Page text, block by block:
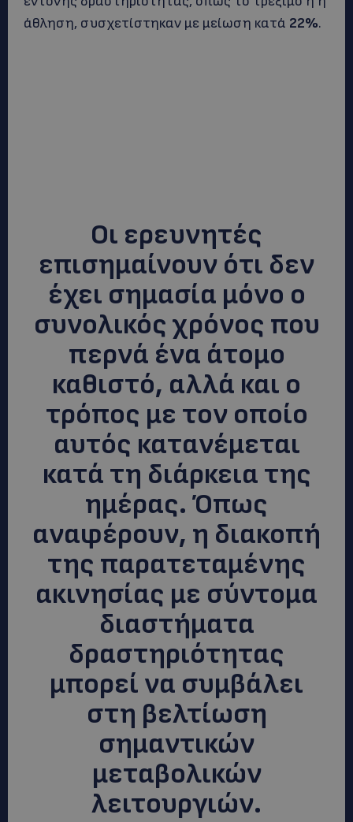
άθληση, συσχετίστηκαν με μείωση κατά 22%.
Οι ερευνητές
επισημαίνουν ότι δεν
έχει σημασία μόνο ο
συνολικός χρόνος που
περνά ένα άτομο
καθιστό, αλλά και ο
τρόπος με τον οποίο
αυτός κατανέμεται
κατά τη διάρκεια της
ημέρας. Όπως
αναφέρουν, η διακοπή
της παρατεταμένης
ακινησίας με σύντομα
διαστήματα
δραστηριότητας
μπορεί να συμβάλει
στη βελτίωση
σημαντικών
μεταβολικών
λειτουργιών.